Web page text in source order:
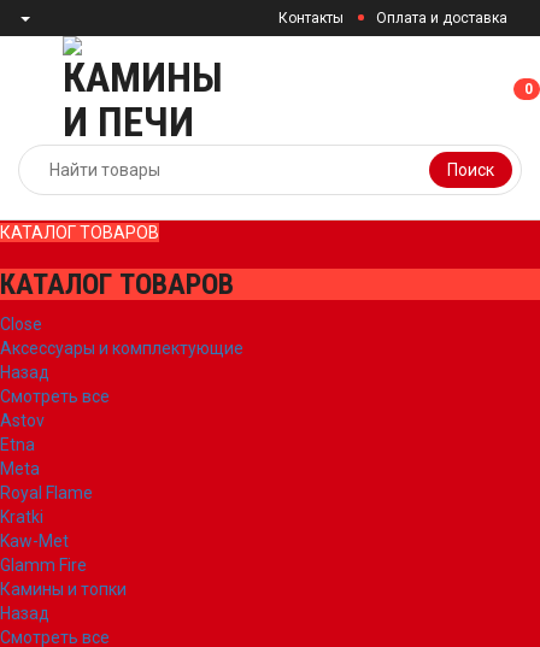
Контакты Оплата и доставка
Поиск
00
КАТАЛОГ ТОВАРОВ
КАТАЛОГ ТОВАРОВ
Close
Аксессуары и комплектующие
Назад
Смотреть все
Astov
Etna
Meta
Royal Flame
Kratki
Kaw-Met
Glamm Fire
Камины и топки
Назад
Смотреть все